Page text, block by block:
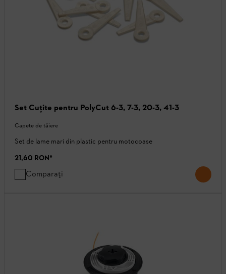
Set Cuţite pentru PolyCut 6-3, 7-3, 20-3, 41-3
Capete de tăiere
Set de lame mari din plastic pentru motocoase
21,60 RON*
Comparați